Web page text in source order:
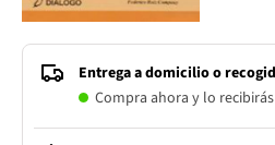
Entrega a domicilio o
Compra ahora y lo